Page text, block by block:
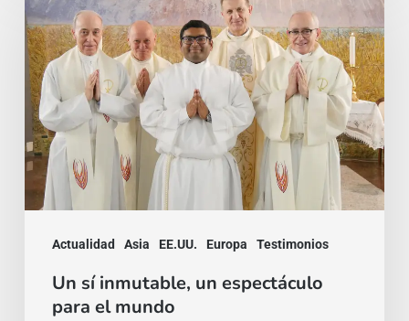
Actualidad Asia EE.UU. Europa Testimonios
sí
inmutable,
un
espectáculo
para
el
mundo
Un sí inmutable, un espectáculo
para el mundo